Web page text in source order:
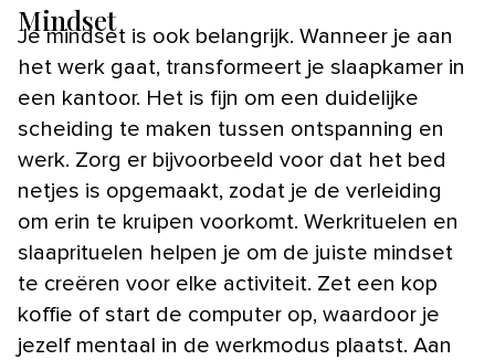
Mindset
Je mindset is ook belangrijk. Wanneer je aan
het werk gaat, transformeert je slaapkamer in
een kantoor. Het is fijn om een duidelijke
scheiding te maken tussen ontspanning en
werk. Zorg er bijvoorbeeld voor dat het bed
netjes is opgemaakt, zodat je de verleiding
om erin te kruipen voorkomt. Werkrituelen en
slaaprituelen helpen je om de juiste mindset
te creëren voor elke activiteit. Zet een kop
koffie of start de computer op, waardoor je
jezelf mentaal in de werkmodus plaatst. Aan